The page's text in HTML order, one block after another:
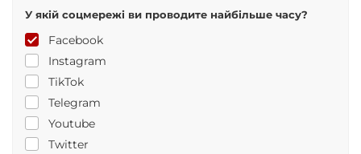
У якій соцмережі ви проводите найбільше часу?
Facebook
Instagram
TikTok
Telegram
Youtube
Twitter